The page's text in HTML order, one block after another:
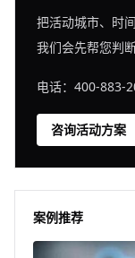
把活动城市、时
我们会先帮您判
电话：400-883-
咨询活动方案
案例推荐